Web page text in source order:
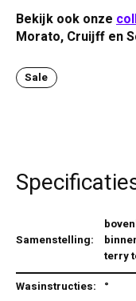
Bekijk ook onze
Morato, Cruijff en
Sale
Samenstelling:
terry
Wasinstructies: °